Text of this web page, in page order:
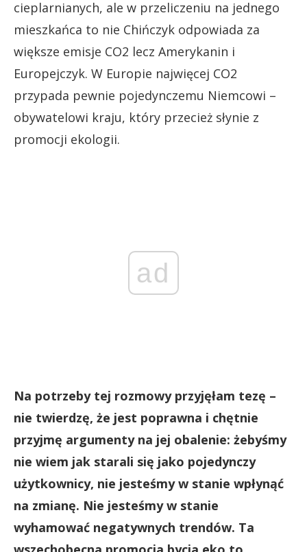
cieplarnianych, ale w przeliczeniu na jednego
mieszkańca to nie Chińczyk odpowiada za
większe emisje CO2 lecz Amerykanin i
Europejczyk. W Europie najwięcej CO2
przypada pewnie pojedynczemu Niemcowi –
obywatelowi kraju, który przecież słynie z
promocji ekologii.
ad
Na potrzeby tej rozmowy przyjęłam tezę –
nie twierdzę, że jest poprawna i chętnie
przyjmę argumenty na jej obalenie: żebyśmy
nie wiem jak starali się jako pojedynczy
użytkownicy, nie jesteśmy w stanie wpłynąć
na zmianę. Nie jesteśmy w stanie
wyhamować negatywnych trendów. Ta